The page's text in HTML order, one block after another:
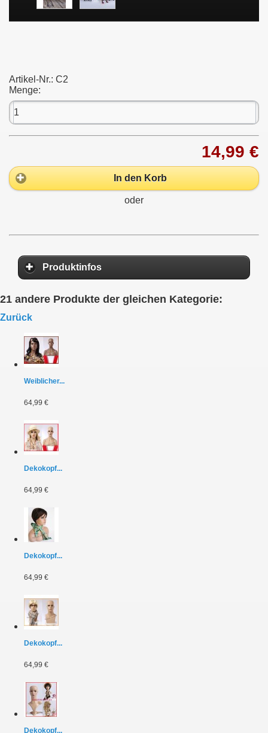
Artikel-Nr.: C2
Menge:
14,99 €
In den Korb
oder
Produktinfos
21 andere Produkte der gleichen Kategorie:
Zurück
Weiblicher...
64,99 €
Dekokopf...
64,99 €
Dekokopf...
64,99 €
Dekokopf...
64,99 €
Dekokopf...